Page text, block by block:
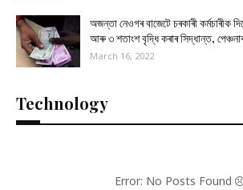
অজন্তা নেওগৰ বাজেটে চৰকাৰী কৰ্মচাৰীক
আৰু ৩ শতাংশ বৃদ্ধি কৰাৰ সিদ্ধান্ত,
March 16, 2022
Technology
Error: No Posts Found